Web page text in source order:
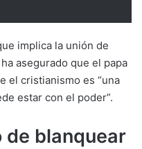
implica la unión de
asegurado que el papa
el cristianismo es “una
estar con el poder”.
de blanquear